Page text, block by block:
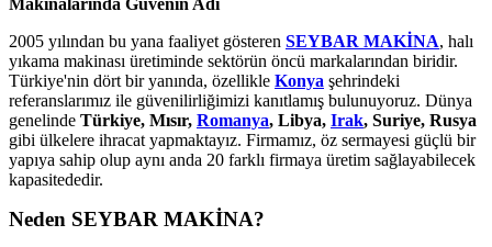
2005 yılından bu yana faaliyet gösteren SEYBAR MAKİNA, halı
yıkama makinası üretiminde sektörün öncü markalarından biridir.
Türkiye'nin dört bir yanında, özellikle Konya şehrindeki
referanslarımız ile güvenilirliğimizi kanıtlamış bulunuyoruz. Dünya
genelinde Türkiye, Mısır, Romanya, Libya, Irak, Suriye, Rusya
gibi ülkelere ihracat yapmaktayız. Firmamız, öz sermayesi güçlü bir
yapıya sahip olup aynı anda 20 farklı firmaya üretim sağlayabilecek
kapasitededir.
Neden SEYBAR MAKİNA?